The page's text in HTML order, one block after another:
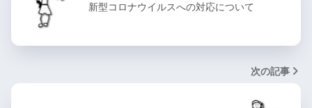
新型コロナウイルスへの対応について
次の記事